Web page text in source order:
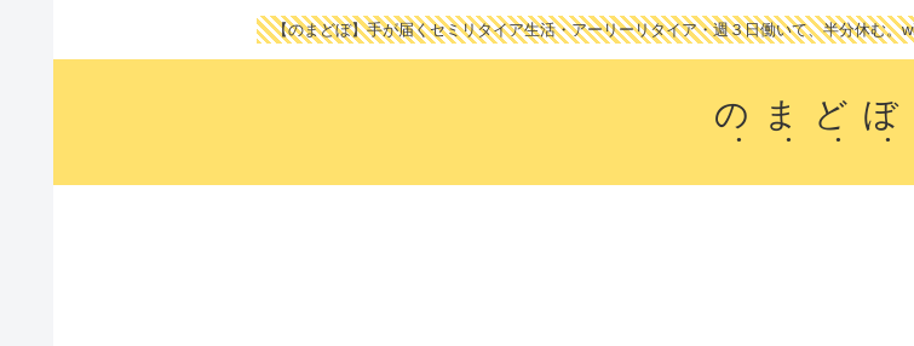
【のまどぼ】手が届くセミリタイア生活・アーリーリタイア・週３日働いて、半分休む
のまどぼ